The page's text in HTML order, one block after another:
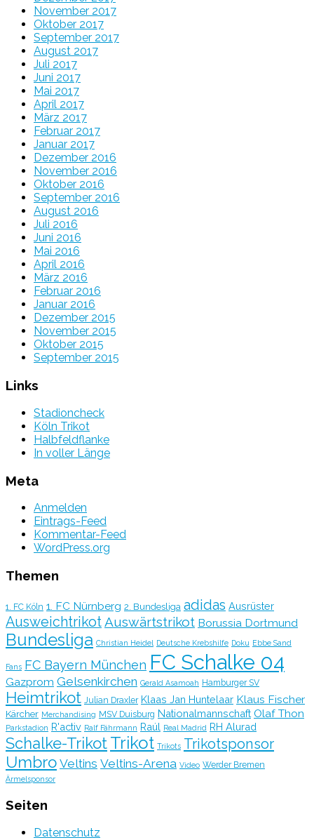
November 2017
Oktober 2017
September 2017
August 2017
Juli 2017
Juni 2017
Mai 2017
April 2017
März 2017
Februar 2017
Januar 2017
Dezember 2016
November 2016
Oktober 2016
September 2016
August 2016
Juli 2016
Juni 2016
Mai 2016
April 2016
März 2016
Februar 2016
Januar 2016
Dezember 2015
November 2015
Oktober 2015
September 2015
Links
Stadioncheck
Köln Trikot
Halbfeldflanke
In voller Länge
Meta
Anmelden
Eintrags-Feed
Kommentar-Feed
WordPress.org
Themen
1. FC Köln 1. FC Nürnberg 2. Bundesliga adidas Ausrüster
AusweichtrikotAuswärtstrikot Borussia Dortmund
Bundesliga Christian Heidel Deutsche Krebshilfe Doku Ebbe Sand
Fans FC Bayern München FC Schalke 04
Gazprom Gelsenkirchen Gerald Asamoah Hamburger SV
Heimtrikot Julian Draxler Klaas Jan Huntelaar Klaus Fischer
Kärcher Merchandising MSV Duisburg Nationalmannschaft Olaf Thon
Parkstadion R'activ Ralf Fährmann Raúl Real Madrid RH Alurad
Schalke-TrikotTrikot Trikots Trikotsponsor
Umbro Veltins Veltins-Arena Video Werder Bremen
Ärmelsponsor
Seiten
Datenschutz